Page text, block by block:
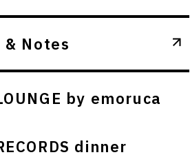
& Notes
by emoruca
dinner